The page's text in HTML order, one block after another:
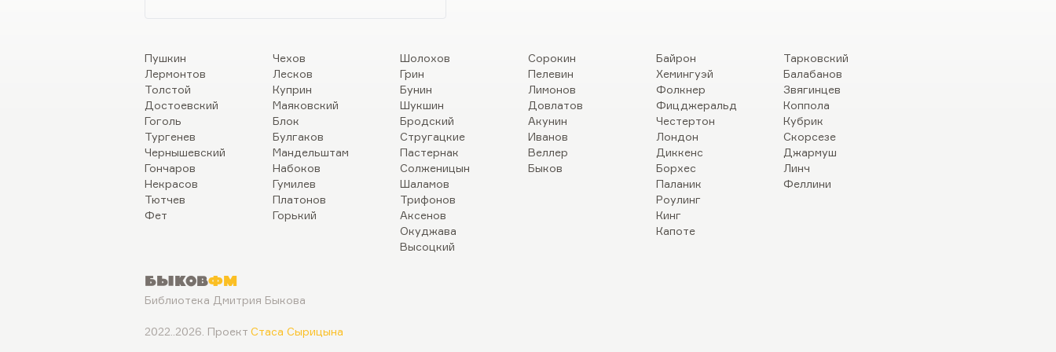
Пушкин
Лермонтов
Толстой
Достоевский
Гоголь
Тургенев
Чернышевский
Гончаров
Некрасов
Тютчев
Фет
Чехов
Лесков
Куприн
Маяковский
Блок
Булгаков
Мандельштам
Набоков
Гумилев
Платонов
Горький
Шолохов
Грин
Бунин
Шукшин
Бродский
Стругацкие
Пастернак
Солженицын
Шаламов
Трифонов
Аксенов
Окуджава
Высоцкий
Сорокин
Пелевин
Лимонов
Довлатов
Акунин
Иванов
Веллер
Быков
Байрон
Хемингуэй
Фолкнер
Фицджеральд
Честертон
Лондон
Диккенс
Борхес
Паланик
Роулинг
Кинг
Капоте
Тарковский
Балабанов
Звягинцев
Коппола
Кубрик
Скорсезе
Джармуш
Линч
Феллини
БыковФМ
Библиотека Дмитрия Быкова
2022..2026. Проект Стаса Сырицына